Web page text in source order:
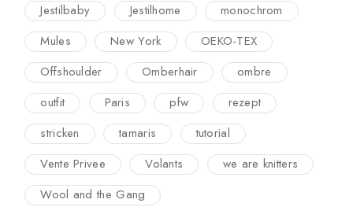
Jestilbaby
Jestilhome
monochrom
Mules
New York
OEKO-TEX
Offshoulder
Omberhair
ombre
outfit
Paris pfw
rezept
stricken
tamaris
tutorial
Vente Privee
Volants
we are knitters
Wool and the Gang